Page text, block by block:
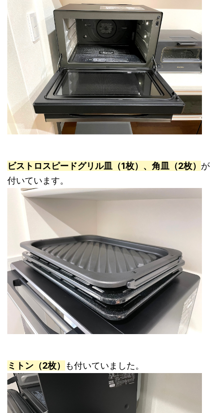
ビストロスピードグリル皿（1枚）、角皿（2枚） が
付いています。
ミトン（2枚） も付いていました。